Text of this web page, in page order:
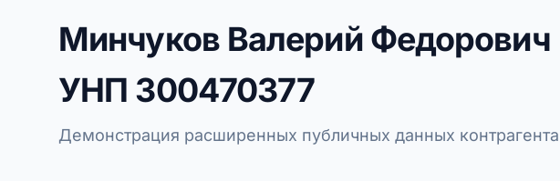
Минчуков Валерий Федорович
УНП 300470377
Демонстрация расширенных публичных данных контрагента